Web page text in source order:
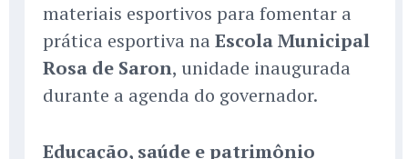
materiais esportivos para fomentar a
prática esportiva na Escola Municipal
Rosa de Saron, unidade inaugurada
durante a agenda do governador.
Educação, saúde e patrimônio